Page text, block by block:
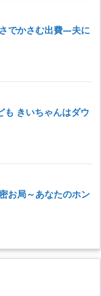
でかさむ出費―夫に
も きいちゃんはダウ
お局～あなたのホン